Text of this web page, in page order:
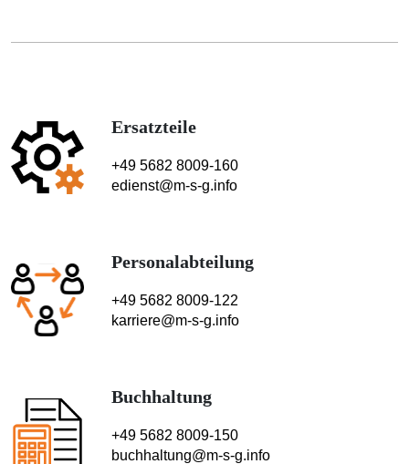
Ersatzteile
+49 5682 8009-160
edienst@m-s-g.info
Personalabteilung
+49 5682 8009-122
karriere@m-s-g.info
Buchhaltung
+49 5682 8009-150
buchhaltung@m-s-g.info